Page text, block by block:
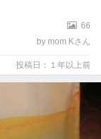
66
by mom Kさん
投稿日：１年以上前